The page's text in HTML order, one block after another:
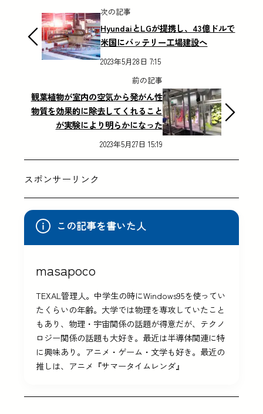
次の記事
HyundaiとLGが提携し、43億ドルで
米国にバッテリー工場建設へ
2023年5月28日 7:15
前の記事
観葉植物が室内の空気から発がん性
物質を効果的に除去してくれること
が実験により明らかになった
2023年5月27日 15:19
スポンサーリンク
この記事を書いた人
masapoco
TEXAL管理人。中学生の時にWindows95を使ってい
たくらいの年齢。大学では物理を専攻していたこと
もあり、物理・宇宙関係の話題が得意だが、テクノ
ロジー関係の話題も大好き。最近は半導体関連に特
に興味あり。アニメ・ゲーム・文学も好き。最近の
推しは、アニメ『サマータイムレンダ』